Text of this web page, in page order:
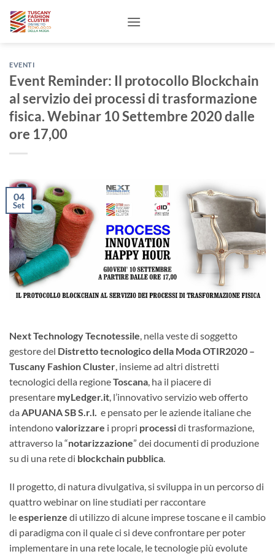
EVENTI
Event Reminder: Il protocollo Blockchain
al servizio dei processi di trasformazione
fisica. Webinar 10 Settembre 2020 dalle
ore 17,00
04
Set
Next Technology Tecnotessile, nella veste di soggetto
gestore del Distretto tecnologico della Moda OTIR2020 –
Tuscany Fashion Cluster, insieme ad altri distretti
tecnologici della regioneToscana, ha il piacere di
presentare myLedger.it, l’innovativo servizio web offerto
da APUANA SB S.r.l. e pensato per le aziende italiane che
intendonovalorizzare i propri processidi trasformazione,
attraverso la “notarizzazione” dei documenti di produzione
su di una rete di blockchain pubblica.
Il progetto, di natura divulgativa, si sviluppa in un percorso di
quattro webinar on line studiati per raccontare
leesperienze di utilizzo di alcune imprese toscane e il cambio
di paradigma con il quale ci si deve confrontare per poter
implementare in una rete locale, le tecnologie più evolute